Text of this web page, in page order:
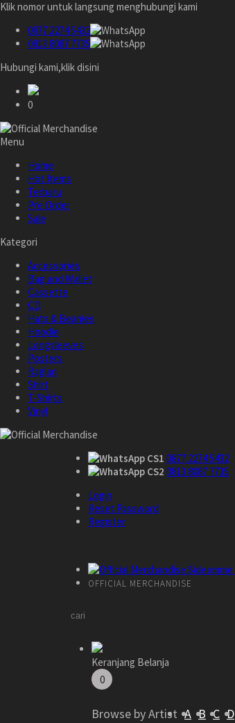
Klik nomor untuk langsung menghubungi kami
0877 2274 5432
0813 8087 7735
Hubungi kami,klik disini
0
Menu
Home
Hot Items
Terbaru
Pre Order
Sale
Kategori
Accessories
Bag and Wallet
Cassette
CD
Hats & Beanies
Hoodie
Longsleeves
Posters
Raglan
Shirt
T-Shirts
Vinyl
CS1 0877 2274 5432
CS2 0813 8087 7735
Login
Reset Password
Register
OFFICIAL MERCHANDISE
Keranjang Belanja
0
Browse by Artist A B C D